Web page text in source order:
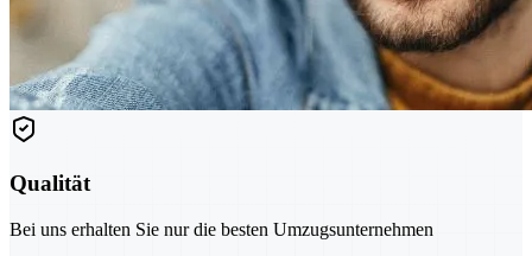
Qualität
Bei uns erhalten Sie nur die besten Umzugsunternehmen